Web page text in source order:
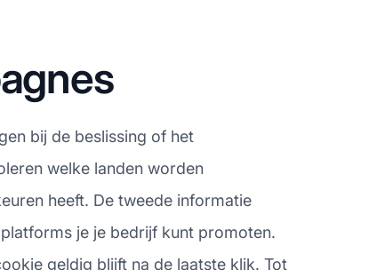
bij de beslissing of het
welke landen worden
heeft. De tweede informatie
je je bedrijf kunt promoten.
geldig blijft na de laatste klik. Tot